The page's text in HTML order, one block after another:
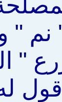
نم "
"
أقول